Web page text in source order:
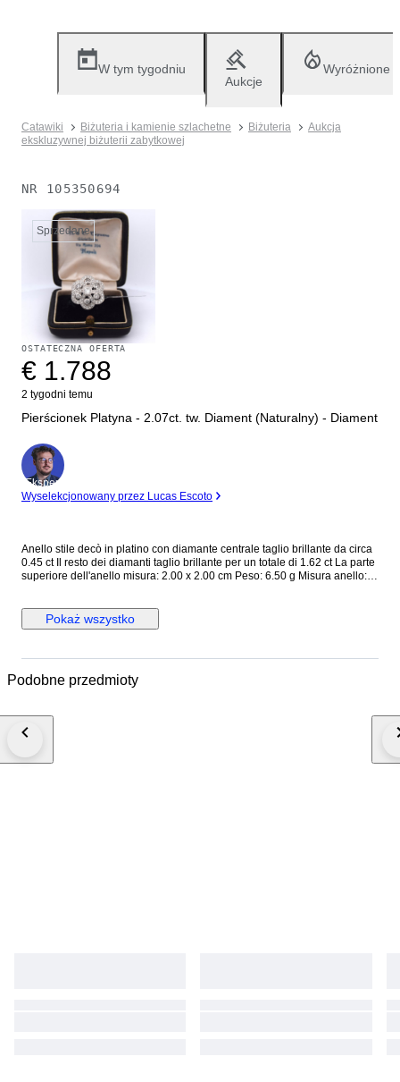
W tym tygodniu
Aukcje
Wyróżnione
Catawiki Biżuteria i kamienie szlachetne Biżuteria
Aukcja
ekskluzywnej biżuterii zabytkowej
NR 105350694
Sprzedane
OSTATECZNA OFERTA
€ 1.788
2 tygodni temu
Pierścionek Platyna - 2.07ct. tw. Diament (Naturalny) - Diament
Ekspert
Wyselekcjonowany przez Lucas Escoto
Anello stile decò in platino con diamante centrale taglio brillante da circa
0.45 ct Il resto dei diamanti taglio brillante per un totale di 1.62 ct La parte
superiore dell'anello misura: 2.00 x 2.00 cm Peso: 6.50 g Misura anello:
tenere conto dell'IVA e dei dazi doganali che devono pagare. Dogana e
tasse: il tuo paese di residenza potrebbe imporre dazi doganali e tasse
paese di residenza se sono applicabili tasse o dazi d'importazione. Non
l'importazione di gioielli nel vostro paese di residenza Campanile Gioielli
Pokaż wszystko
Podobne przedmioty